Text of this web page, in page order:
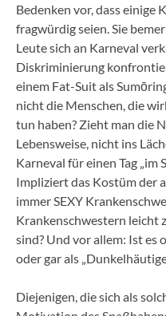
Bedenken vor, dass einige
fragwürdig seien. Sie
Leute sich an Karneval
Diskriminierung
einem Fat-Suit als
nicht die Menschen, die
tun haben? Zieht man die
Lebensweise, nicht ins
Karneval für einen Tag „im
Impliziert das Kostüm der
immer SEXY
Krankenschwestern leicht
sind? Und vor allem: Ist es
oder gar als
Diejenigen, die sich als